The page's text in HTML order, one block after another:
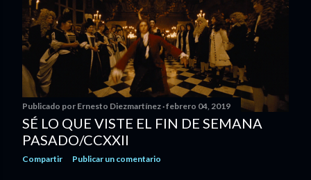
Publicado por Ernesto Diezmartínez febrero 04, 2019
SÉ LO QUE VISTE EL FIN DE SEMANA
PASADO/CCXXII
Compartir Publicar un comentario